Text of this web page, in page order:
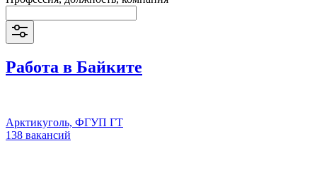
Работа в Байките
Арктикуголь, ФГУП ГТ
138 вакансий